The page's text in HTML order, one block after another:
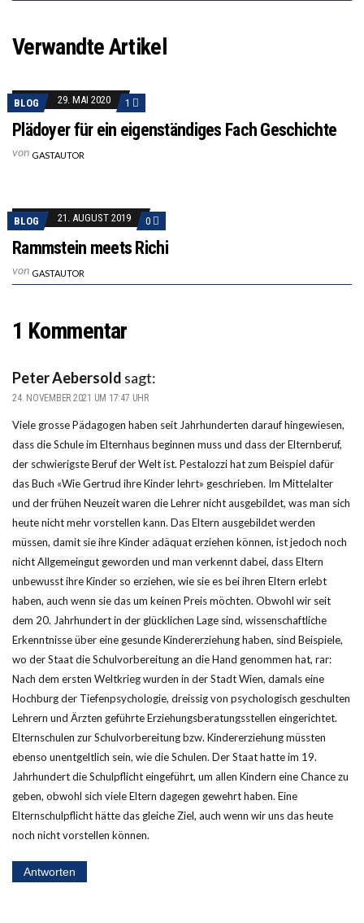
Verwandte Artikel
BLOG 29. MAI 2020 1
Plädoyer für ein eigenständiges Fach Geschichte
von GASTAUTOR
BLOG 21. AUGUST 2019 0
Rammstein meets Richi
von GASTAUTOR
1 Kommentar
Peter Aebersold sagt:
24. NOVEMBER 2021 UM 17:47 UHR
Viele grosse Pädagogen haben seit Jahrhunderten darauf hingewiesen,
dass die Schule im Elternhaus beginnen muss und dass der Elternberuf,
der schwierigste Beruf der Welt ist. Pestalozzi hat zum Beispiel dafür
das Buch «Wie Gertrud ihre Kinder lehrt» geschrieben. Im Mittelalter
und der frühen Neuzeit waren die Lehrer nicht ausgebildet, was man sich
heute nicht mehr vorstellen kann. Das Eltern ausgebildet werden
müssen, damit sie ihre Kinder adäquat erziehen können, ist jedoch noch
nicht Allgemeingut geworden und man verkennt dabei, dass Eltern
unbewusst ihre Kinder so erziehen, wie sie es bei ihren Eltern erlebt
haben, auch wenn sie das um keinen Preis möchten. Obwohl wir seit
dem 20. Jahrhundert in der glücklichen Lage sind, wissenschaftliche
Erkenntnisse über eine gesunde Kindererziehung haben, sind Beispiele,
wo der Staat die Schulvorbereitung an die Hand genommen hat, rar:
Nach dem ersten Weltkrieg wurden in der Stadt Wien, damals eine
Hochburg der Tiefenpsychologie, dreissig von psychologisch geschulten
Lehrern und Ärzten geführte Erziehungsberatungsstellen eingerichtet.
Elternschulen zur Schulvorbereitung bzw. Kindererziehung müssten
ebenso unentgeltlich sein, wie die Schulen. Der Staat hatte im 19.
Jahrhundert die Schulpflicht eingeführt, um allen Kindern eine Chance zu
geben, obwohl sich viele Eltern dagegen gewehrt haben. Eine
Elternschulpflicht hätte das gleiche Ziel, auch wenn wir uns das heute
noch nicht vorstellen können.
Antworten